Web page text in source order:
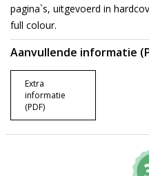
pagina`s, uitgevoerd in
full colour.
Aanvullende informatie
Extra
informatie
(PDF)